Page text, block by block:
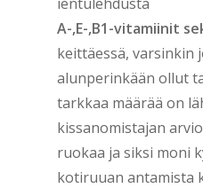
A-,E-,B1-vitamiinit
keittäessä, varsinkin
alunperinkään ollut
tarkkaa määrää on
kissanomistajan
ruokaa ja siksi moni
kotiruuan antamista